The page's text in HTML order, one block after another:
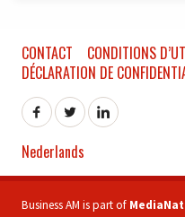
CONTACT
CONDITIONS
DÉCLARATION DE
Nederlands
Business AM is part of